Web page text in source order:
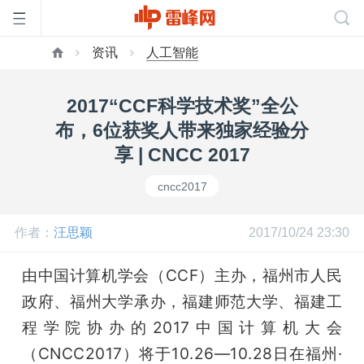
页
网
公
资讯 人工智能
2017“CCF科学技术奖”全公
布，6位获奖人带来独家经验分
享 | CNCC 2017
cncc2017
作者： 汪思颖 2017/10/24 23:30
由中国计算机学会（CCF）主办，福州市人民
政府、福州大学承办，福建师范大学、福建工
程学院协办的2017中国计算机大会
（CNCC2017）将于10.26—10.28日在福州·